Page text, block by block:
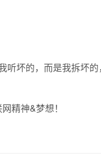
坏的，而是我拆坏
神&梦想！